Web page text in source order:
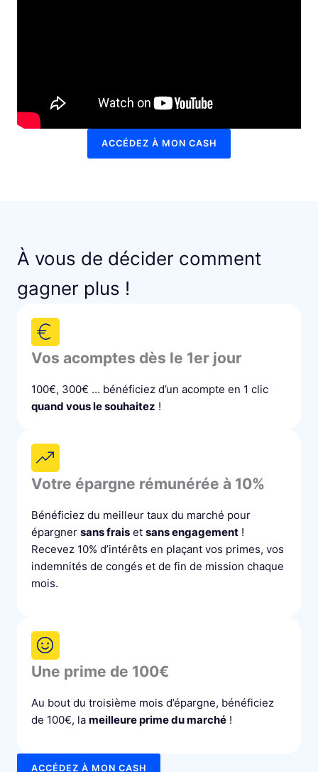
ACCÉDEZ À MON CASH
À vous de décider comment
gagner plus !
Vos acomptes dès le 1er jour
100€, 300€ … bénéficiez d’un acompte en 1 clic
quand vous le souhaitez !
Votre épargne rémunérée à 10%
Bénéficiez du meilleur taux du marché pour
épargner sans frais et sans engagement !
Recevez 10% d’intérêts en plaçant vos primes, vos
indemnités de congés et de fin de mission chaque
mois.
Une prime de 100€
Au bout du troisième mois d’épargne, bénéficiez
de 100€, la meilleure prime du marché !
ACCÉDEZ À MON CASH